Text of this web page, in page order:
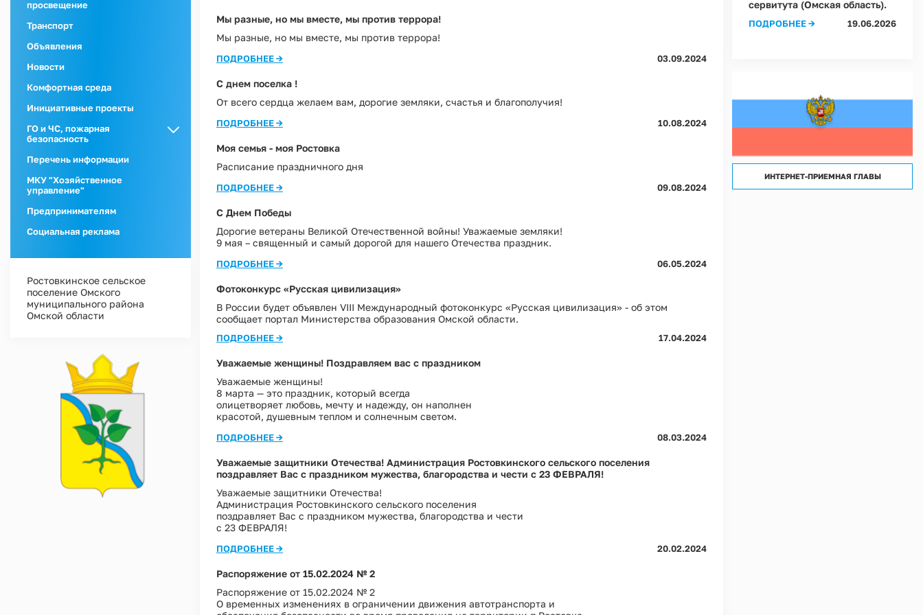
Сведения об установлении классов (подклассов) условий труда на рабочих местах в Администрации Ростовкинского
Сведения об установлении классов (подклассов) условий труда на рабочих местах в МКУ "Хозяйственное управление
просвещение
Транспорт
Объявления
Новости
Комфортная среда
Инициативные проекты
ГО и ЧС, пожарная
безопасность
ГО и ЧС
Пожарная
безопасность
Перечень информации
МКУ "Хозяйственное
управление"
Предпринимателям
Социальная реклама
Ростовкинское сельское
поселение Омского
муниципального района
Омской области
Мы разные, но мы вместе, мы против террора!
Мы разные, но мы вместе, мы против террора!
ПОДРОБНЕЕ → 03.09.2024
С днем поселка !
От всего сердца желаем вам, дорогие земляки, счастья и благополучия!
ПОДРОБНЕЕ → 10.08.2024
Моя семья - моя Ростовка
Расписание праздничного дня
ПОДРОБНЕЕ → 09.08.2024
С Днем Победы
Дорогие ветераны Великой Отечественной войны! Уважаемые земляки!
9 мая – священный и самый дорогой для нашего Отечества праздник.
ПОДРОБНЕЕ → 06.05.2024
Фотоконкурс «Русская цивилизация»
В России будет объявлен VIII Международный фотоконкурс «Русская цивилизация» - об этом
сообщает портал Министерства образования Омской области.
ПОДРОБНЕЕ → 17.04.2024
Уважаемые женщины! Поздравляем вас с праздником
Уважаемые женщины!
8 марта — это праздник, который всегда
олицетворяет любовь, мечту и надежду, он наполнен
красотой, душевным теплом и солнечным светом.
ПОДРОБНЕЕ → 08.03.2024
Уважаемые защитники Отечества! Администрация Ростовкинского сельского поселения
поздравляет Вас с праздником мужества, благородства и чести с 23 ФЕВРАЛЯ!
Уважаемые защитники Отечества!
Администрация Ростовкинского сельского поселения
поздравляет Вас с праздником мужества, благородства и чести
с 23 ФЕВРАЛЯ!
ПОДРОБНЕЕ → 20.02.2024
Распоряжение от 15.02.2024 № 2
Распоряжение от 15.02.2024 № 2
О временных изменениях в ограничении движения автотранспорта и
сервитута (Омская область).
ПОДРОБНЕЕ → 19.06.2026
ИНТЕРНЕТ-ПРИЕМНАЯ ГЛАВЫ